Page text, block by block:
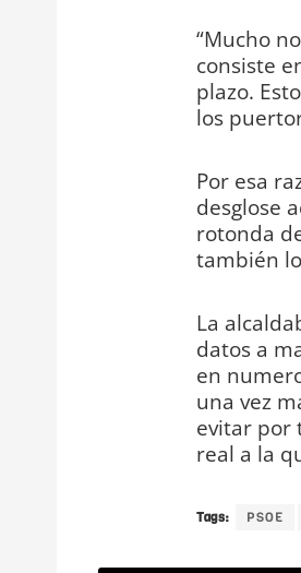
“Mucho
consiste
plazo.
los
Por esa
desglose
rotonda
también
La
datos a
en
una vez
evitar por
real a la
Tags: PSOE